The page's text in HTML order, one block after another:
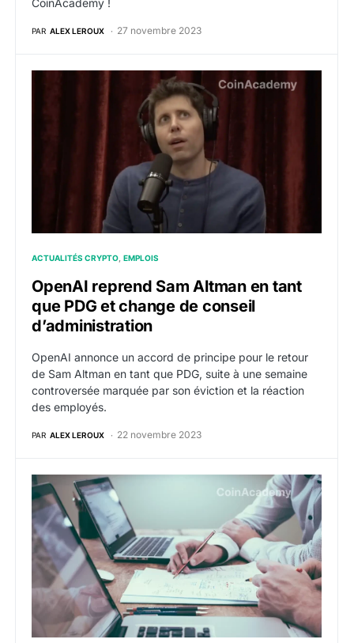
CoinAcademy !
PAR ALEX LEROUX 27 novembre 2023
OpenAI reprend Sam Altman en tant que PDG et
ACTUALITÉS CRYPTO EMPLOIS
OpenAI reprend Sam Altman en tant
que PDG et change de conseil
d’administration
OpenAI annonce un accord de principe pour le retour
de Sam Altman en tant que PDG, suite à une semaine
controversée marquée par son éviction et la réaction
des employés.
PAR ALEX LEROUX 22 novembre 2023
Offres d’emploi web3 crypto de la semaine du 20